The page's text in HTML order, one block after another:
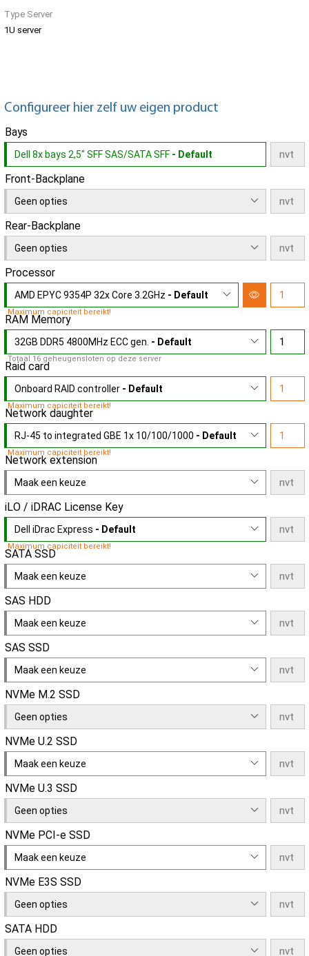
Type Server
1U server
Configureer hier zelf uw eigen product
Bays
Dell 8x bays 2,5" SFF SAS/SATA SFF - Default
Front-Backplane
Geen opties
Rear-Backplane
Geen opties
Processor
AMD EPYC 9354P 32x Core 3.2GHz - Default
Maximum capiciteit bereikt!
RAM Memory
32GB DDR5 4800MHz ECC gen. - Default
Totaal 16 geheugensloten op deze server
Raid card
Onboard RAID controller - Default
Maximum capiciteit bereikt!
Network daughter
RJ-45 to integrated GBE 1x 10/100/1000 - Default
Maximum capiciteit bereikt!
Network extension
Maak een keuze
iLO / iDRAC License Key
Dell iDrac Express - Default
Maximum capiciteit bereikt!
SATA SSD
Maak een keuze
SAS HDD
Maak een keuze
SAS SSD
Maak een keuze
NVMe M.2 SSD
Geen opties
NVMe U.2 SSD
Maak een keuze
NVMe U.3 SSD
Geen opties
NVMe PCI-e SSD
Maak een keuze
NVMe E3S SSD
Geen opties
SATA HDD
Geen opties